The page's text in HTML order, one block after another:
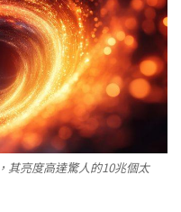
其亮度高達驚人的10兆個太